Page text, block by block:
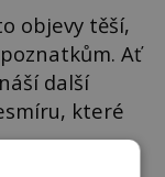
objevy těší,
Ať
další
které